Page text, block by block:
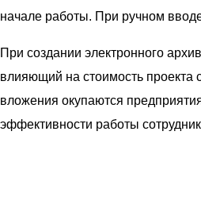
начале работы. При ручном
При создании электронного
влияющий на стоимость проекта
вложения окупаются
эффективности работы